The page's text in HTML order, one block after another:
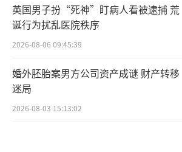
有理有据有度；二是，企业在
益的事件时，应及时对外披露
就改。（责任编辑：zx0001）
英国男子扮“死神”盯病人看被逮捕 荒
诞行为扰乱医院秩序
2026-08-06 09:45:39
婚外胚胎案男方公司资产成谜 财产转移
迷局
2026-08-03 15:13:02